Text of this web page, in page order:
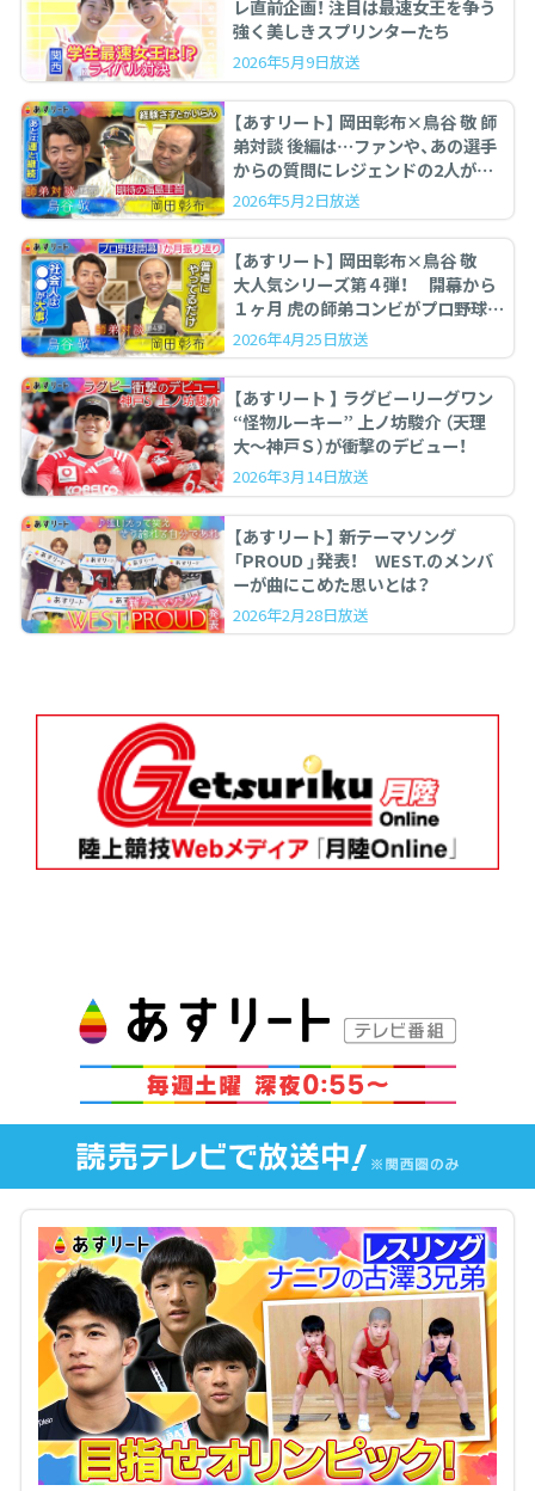
レ直前企画！ 注目は最速女王を争う
強く美しきスプリンターたち
2026年5月9日放送
【あすリート】 岡田彰布×鳥谷 敬 師
弟対談 後編は…ファンや、あの選手
からの質問にレジェンドの2人が答
えます。
2026年5月2日放送
【あすリート】 岡田彰布×鳥谷 敬
大人気シリーズ第４弾！ 開幕から
１ヶ月 虎の師弟コンビがプロ野球を
ぶった斬る！
2026年4月25日放送
【あすリート 】 ラグビーリーグワン
“怪物ルーキー” 上ノ坊駿介 （天理
大〜神戸Ｓ）が衝撃のデビュー！
2026年3月14日放送
【あすリート】 新テーマソング
「PROUD 」発表！ WEST.のメンバ
ーが曲にこめた思いとは？
2026年2月28日放送